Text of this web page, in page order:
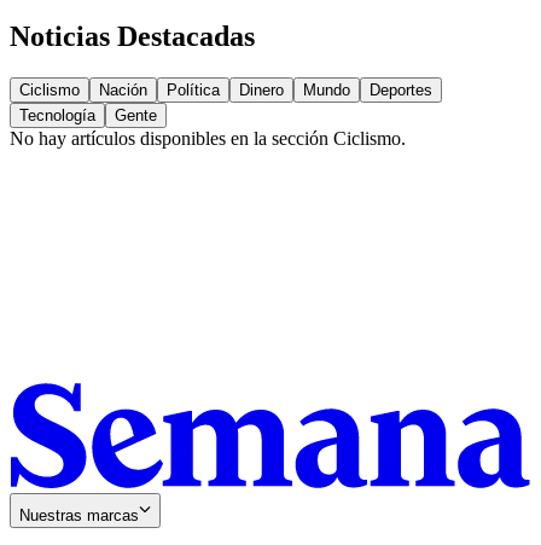
Noticias Destacadas
Ciclismo Nación Política Dinero Mundo
Deportes
Tecnología
Gente
No hay artículos disponibles en la sección Ciclismo.
Nuestras marcas